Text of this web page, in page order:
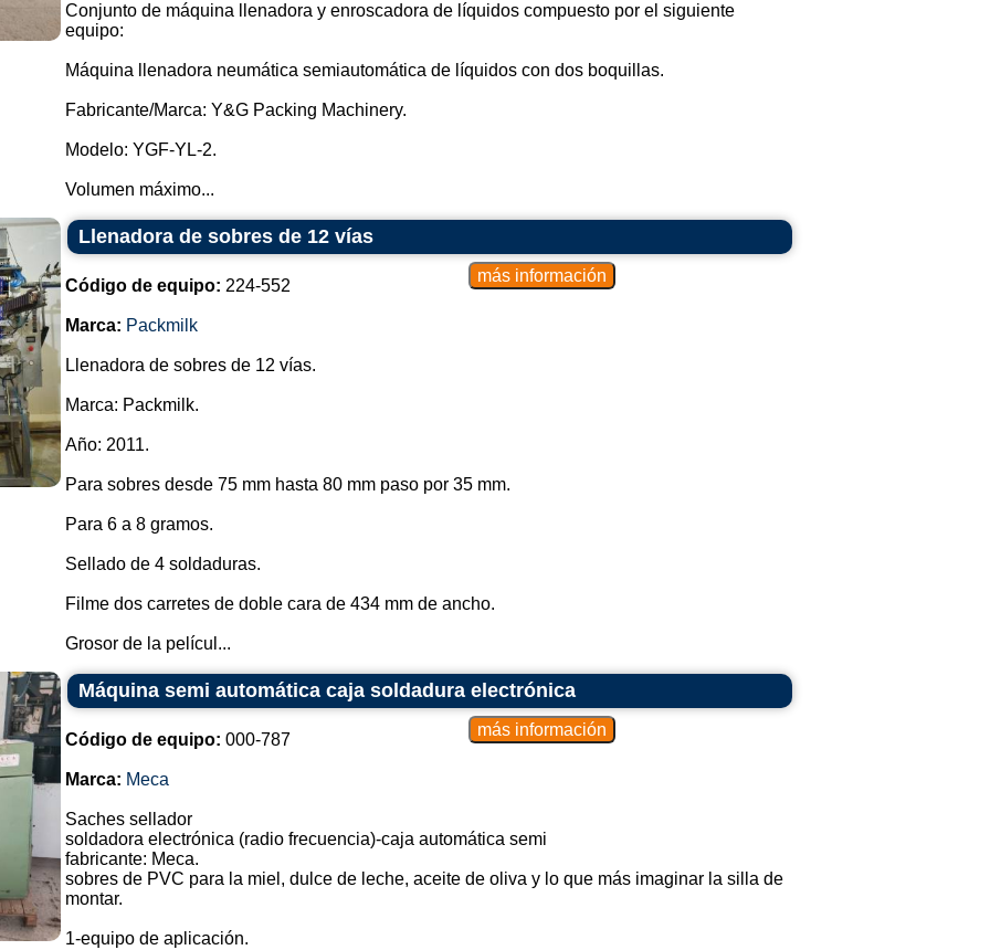
Conjunto de máquina llenadora y enroscadora de líquidos compuesto por el siguiente
equipo:
Máquina llenadora neumática semiautomática de líquidos con dos boquillas.
Fabricante/Marca: Y&G Packing Machinery.
Modelo: YGF-YL-2.
Volumen máximo...
Llenadora de sobres de 12 vías
Código de equipo: 224-552
Marca: Packmilk
Llenadora de sobres de 12 vías.
Marca: Packmilk.
Año: 2011.
Para sobres desde 75 mm hasta 80 mm paso por 35 mm.
Para 6 a 8 gramos.
Sellado de 4 soldaduras.
Filme dos carretes de doble cara de 434 mm de ancho.
Grosor de la películ...
Máquina semi automática caja soldadura electrónica
Código de equipo: 000-787
Marca: Meca
Saches sellador
soldadora electrónica (radio frecuencia)-caja automática semi
fabricante: Meca.
sobres de PVC para la miel, dulce de leche, aceite de oliva y lo que más imaginar la silla de
montar.
1-equipo de aplicación.